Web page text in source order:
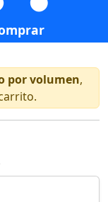
por volumen,